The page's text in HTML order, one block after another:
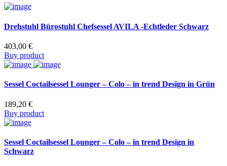
Drehstuhl Bürostuhl Chefsessel AVILA -Echtleder Schwarz
403,00 €
Buy product
Sessel Coctailsessel Lounger – Colo – in trend Design in Grün
189,20 €
Buy product
Sessel Coctailsessel Lounger – Colo – in trend Design in
Schwarz